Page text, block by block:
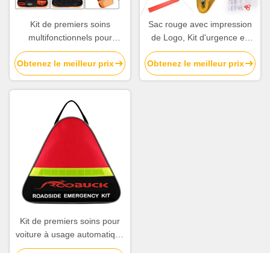
Kit de premiers soins
multifonctionnels pour
voiture avec éclairage
d'avertissement LED et kit
d'assistance routière
personnalisable
Obtenez le meilleur prix
Sac rouge avec impression
de Logo, Kit d'urgence en
bord de route pour Camping
familial et voiture avec durée
de conservation de 2 ans
Obtenez le meilleur prix
Kit de premiers soins pour
voiture à usage automatique
avec une durée de